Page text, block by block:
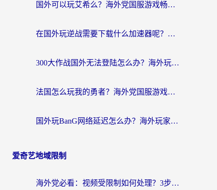
国外可以玩艾希么？海外党国服游戏畅玩终极指南（附加速器选择秘籍）
在国外玩逆战需要下载什么加速器呢？海外党亲测有效的国服游戏加速指南
300大作战国外无法登陆怎么办？海外玩家亲测有效的解决指南
法国怎么玩我的勇者？海外党国服游戏不卡攻略，附3款热门游戏加速实测
国外玩BanG网络延迟怎么办？海外玩家亲测有效的国服游戏加速指南
爱奇艺地域限制
海外党必看：视频受限制如何处理？3步解决国内剧番“看不了”难题